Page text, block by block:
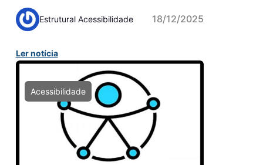
Estrutural Acessibilidade 18/12/2025
Ler notícia
Acessibilidade